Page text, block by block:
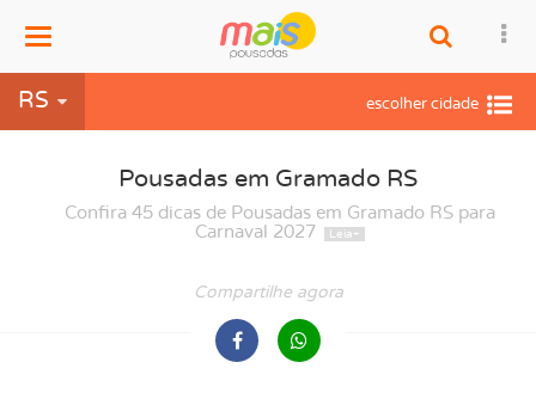
Menu
RS
Pousadas em Gramado RS
Confira 45 dicas de Pousadas em Gramado RS para
Carnaval 2027
Compartilhe agora